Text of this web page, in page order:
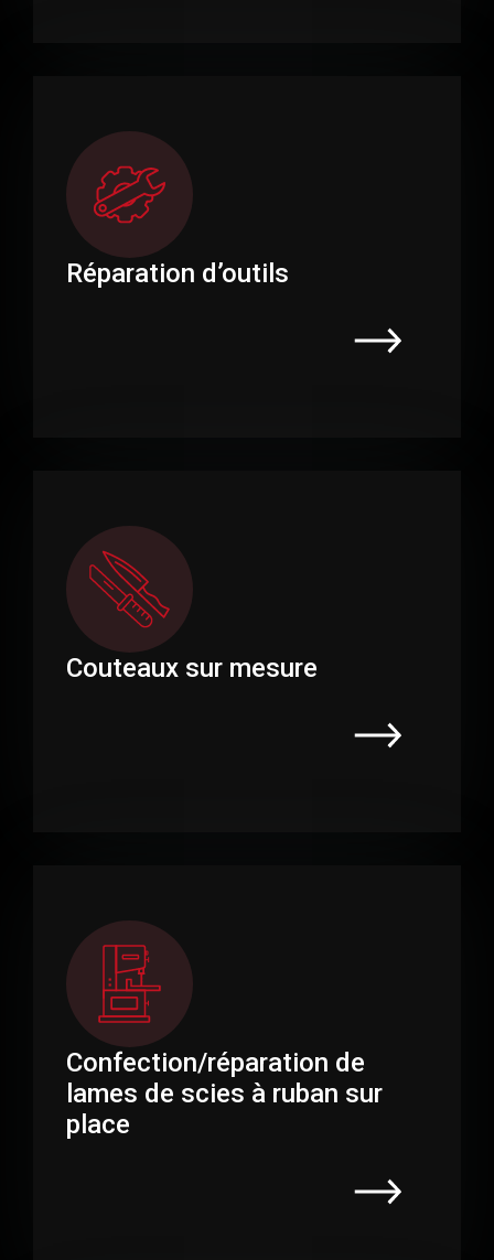
Réparation d’outils
Couteaux sur mesure
Confection/réparation de
lames de scies à ruban sur
place